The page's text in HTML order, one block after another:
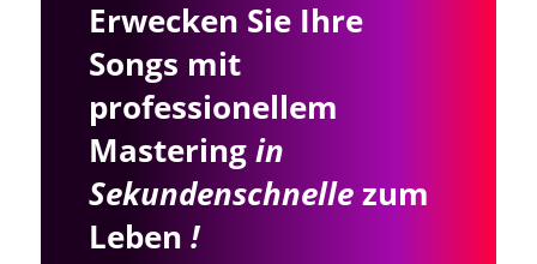
Erwecken Sie Ihre
Songs mit
professionellem
Masteringin
Sekundenschnellezum
Leben !